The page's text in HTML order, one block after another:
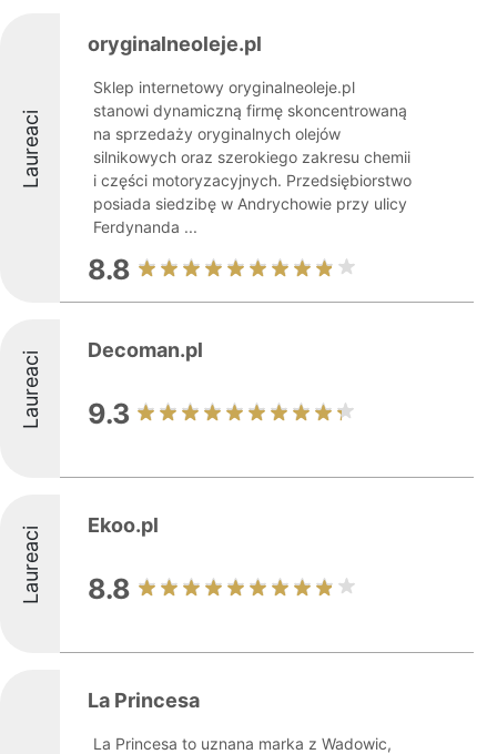
Laureaci
oryginalneoleje.pl
Sklep internetowy oryginalneoleje.pl
stanowi dynamiczną firmę skoncentrowaną
na sprzedaży oryginalnych olejów
silnikowych oraz szerokiego zakresu chemii
i części motoryzacyjnych. Przedsiębiorstwo
posiada siedzibę w Andrychowie przy ulicy
Ferdynanda ...
8.8
Laureaci Decoman.pl
9.3
Laureaci Ekoo.pl
8.8
La Princesa
La Princesa to uznana marka z Wadowic,